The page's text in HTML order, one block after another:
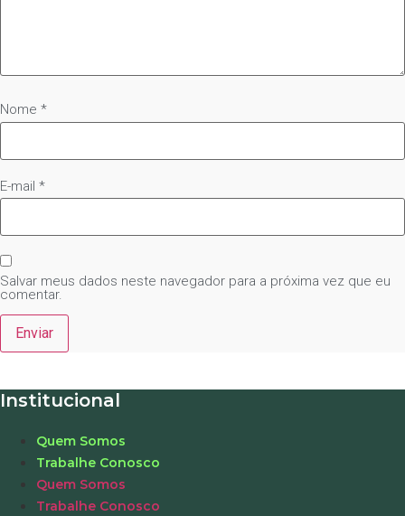
Nome *
E-mail *
Salvar meus dados neste navegador para a próxima vez que eu
comentar.
Institucional
Quem Somos
Trabalhe Conosco
Quem Somos
Trabalhe Conosco